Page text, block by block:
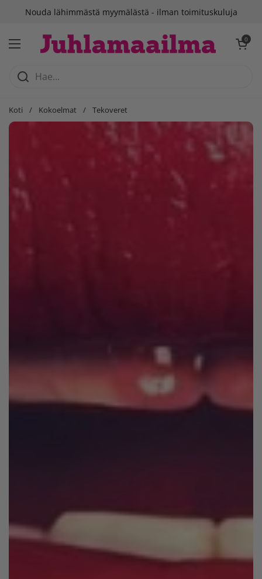
Siirry sisältöön
Nouda lähimmästä myymälästä - ilman toimituskuluja
Avaa valikko
Avaa 0
Koti / Kokoelmat / Tekoveret